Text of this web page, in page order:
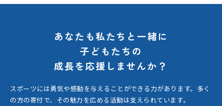
あなたも私たちと一緒に
子どもたちの
成長を応援しませんか？
スポーツには勇気や感動を与えることができる力があります。 多く
の方の寄付で、その魅力を広める活動は支えられています。